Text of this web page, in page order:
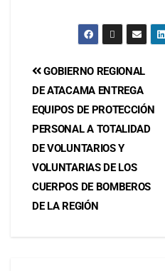
GOBIERNO REGIONAL
DE ATACAMA ENTREGA
EQUIPOS DE PROTECCIÓN
PERSONAL A TOTALIDAD
DE VOLUNTARIOS Y
VOLUNTARIAS DE LOS
CUERPOS DE BOMBEROS
DE LA REGIÓN